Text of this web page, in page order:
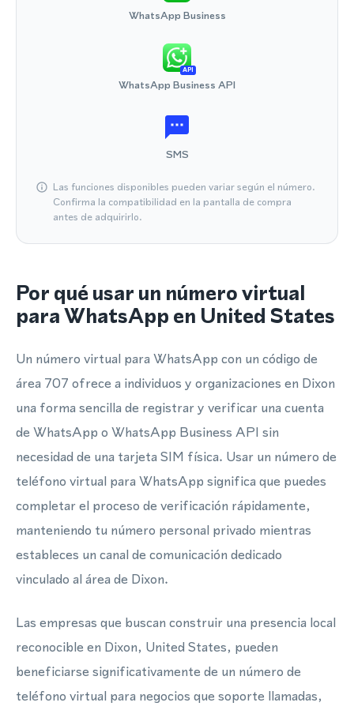
WhatsApp Business
API
WhatsApp Business API
SMS
Las funciones disponibles pueden variar según el número.
Confirma la compatibilidad en la pantalla de compra
antes de adquirirlo.
Por qué usar un número virtual
para WhatsApp en United States
Un número virtual para WhatsApp con un código de
área 707 ofrece a individuos y organizaciones en Dixon
una forma sencilla de registrar y verificar una cuenta
de WhatsApp o WhatsApp Business API sin
necesidad de una tarjeta SIM física. Usar un número de
teléfono virtual para WhatsApp significa que puedes
completar el proceso de verificación rápidamente,
manteniendo tu número personal privado mientras
estableces un canal de comunicación dedicado
vinculado al área de Dixon.
Las empresas que buscan construir una presencia local
reconocible en Dixon, United States, pueden
beneficiarse significativamente de un número de
teléfono virtual para negocios que soporte llamadas,